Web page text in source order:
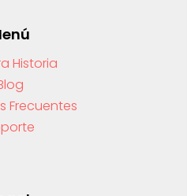
Historia
Frecuentes